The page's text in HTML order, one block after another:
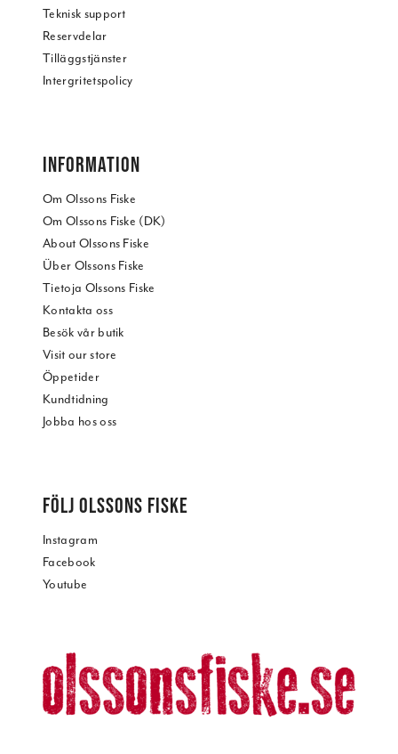
Teknisk support
Reservdelar
Tilläggstjänster
Intergritetspolicy
INFORMATION
Om Olssons Fiske
Om Olssons Fiske (DK)
About Olssons Fiske
Über Olssons Fiske
Tietoja Olssons Fiske
Kontakta oss
Besök vår butik
Visit our store
Öppetider
Kundtidning
Jobba hos oss
FÖLJ OLSSONS FISKE
Instagram
Facebook
Youtube